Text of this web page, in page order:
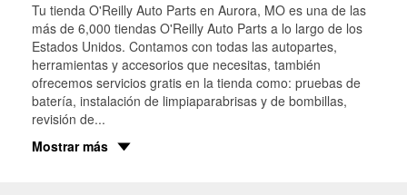
Tu tienda O'Reilly Auto Parts en Aurora, MO es una de las
más de 6,000 tiendas O'Reilly Auto Parts a lo largo de los
Estados Unidos. Contamos con todas las autopartes,
herramientas y accesorios que necesitas, también
ofrecemos servicios gratis en la tienda como: pruebas de
batería, instalación de limpiaparabrisas y de bombillas,
revisión de...
Mostrar más